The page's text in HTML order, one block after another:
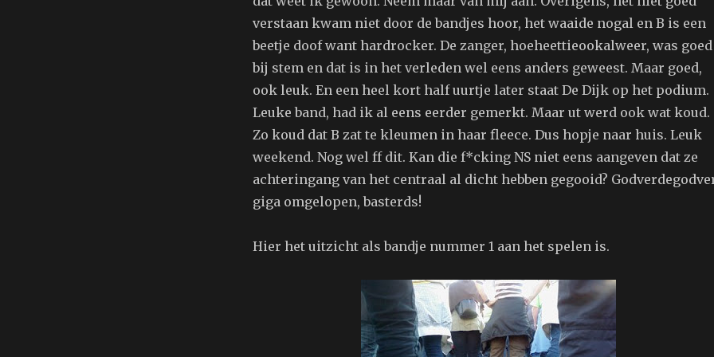
verstaan kwam niet door de bandjes hoor, het waaide nogal en B is een
beetje doof want hardrocker. De zanger, hoeheettieookalweer, was goed
bij stem en dat is in het verleden wel eens anders geweest. Maar goed,
ook leuk. En een heel kort half uurtje later staat De Dijk op het podium.
Leuke band, had ik al eens eerder gemerkt. Maar ut werd ook wat koud.
Zo koud dat B zat te kleumen in haar fleece. Dus hopje naar huis. Leuk
weekend. Nog wel ff dit. Kan die f*cking NS niet eens aangeven dat ze
achteringang van het centraal al dicht hebben gegooid?
giga omgelopen, basterds!
Hier het uitzicht als bandje nummer 1 aan het spelen is.